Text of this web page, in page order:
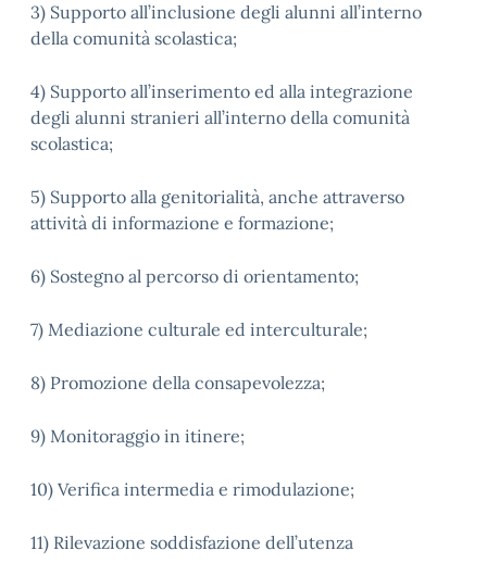
3) Supporto all’inclusione degli alunni all’interno
della comunità scolastica;
4) Supporto all’inserimento ed alla integrazione
degli alunni stranieri all’interno della comunità
scolastica;
5) Supporto alla genitorialità, anche attraverso
attività di informazione e formazione;
6) Sostegno al percorso di orientamento;
7) Mediazione culturale ed interculturale;
8) Promozione della consapevolezza;
9) Monitoraggio in itinere;
10) Verifica intermedia e rimodulazione;
11) Rilevazione soddisfazione dell’utenza